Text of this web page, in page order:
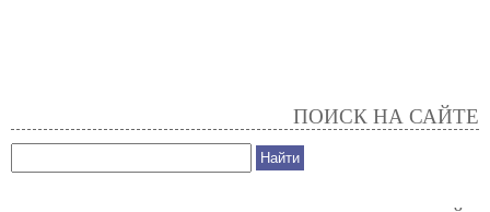
ПОИСК НА САЙТЕ